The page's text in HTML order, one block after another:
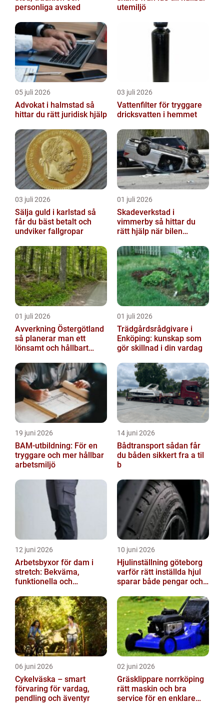
personliga avsked
utemiljö
05 juli 2026
Advokat i halmstad så
hittar du rätt juridisk hjälp
03 juli 2026
Vattenfilter för tryggare
dricksvatten i hemmet
03 juli 2026
Sälja guld i karlstad så
får du bäst betalt och
undviker fallgropar
01 juli 2026
Skadeverkstad i
vimmerby så hittar du
rätt hjälp när bilen
01 juli 2026
Avverkning Östergötland
så planerar man ett
lönsamt och hållbart
01 juli 2026
Trädgårdsrådgivare i
Enköping: kunskap som
gör skillnad i din vardag
19 juni 2026
BAM-utbildning: För en
tryggare och mer hållbar
arbetsmiljö
14 juni 2026
Bådtransport sådan får
du båden sikkert fra a til
b
12 juni 2026
Arbetsbyxor för dam i
stretch: Bekväma,
funktionella och
10 juni 2026
Hjulinställning göteborg
varför rätt inställda hjul
sparar både pengar och
06 juni 2026
Cykelväska – smart
förvaring för vardag,
pendling och äventyr
02 juni 2026
Gräsklippare norrköping
rätt maskin och bra
service för en enklare